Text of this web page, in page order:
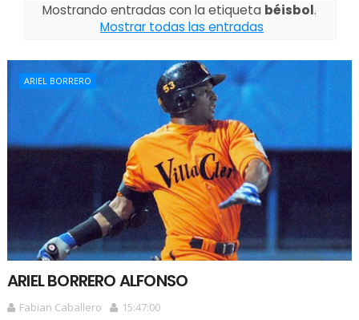
Mostrando entradas con la etiqueta béisbol.
Mostrar todas las entradas
ARIEL BORRERO
ARIEL BORRERO ALFONSO
Fabian Caballero
15:47:00